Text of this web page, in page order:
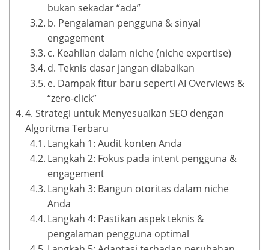
bukan sekadar “ada”
b. Pengalaman pengguna & sinyal
engagement
c. Keahlian dalam niche (niche expertise)
d. Teknis dasar jangan diabaikan
e. Dampak fitur baru seperti AI Overviews &
“zero-click”
4. Strategi untuk Menyesuaikan SEO dengan
Algoritma Terbaru
Langkah 1: Audit konten Anda
Langkah 2: Fokus pada intent pengguna &
engagement
Langkah 3: Bangun otoritas dalam niche
Anda
Langkah 4: Pastikan aspek teknis &
pengalaman pengguna optimal